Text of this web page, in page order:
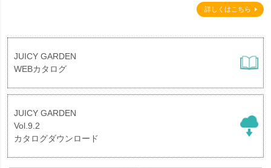
詳しくはこちら
JUICY GARDEN
WEBカタログ
JUICY GARDEN
Vol.9.2
カタログダウンロード